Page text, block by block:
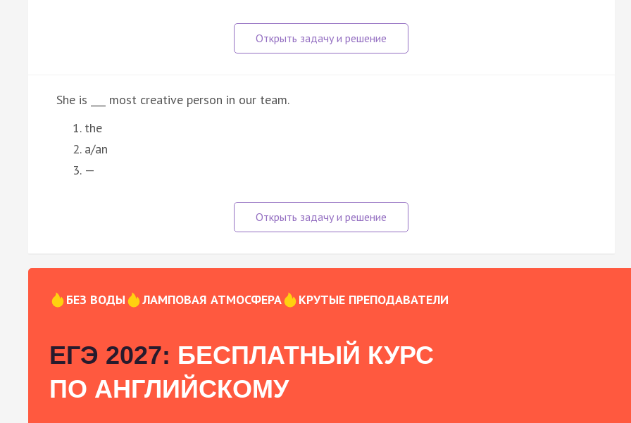
She is ___ most creative person in our team.
the
a/an
—
БЕЗ ВОДЫ ЛАМПОВАЯ АТМОСФЕРА КРУТЫЕ ПРЕПОДАВАТЕЛИ
ЕГЭ 2027: БЕСПЛАТНЫЙ КУРС
ПО АНГЛИЙСКОМУ